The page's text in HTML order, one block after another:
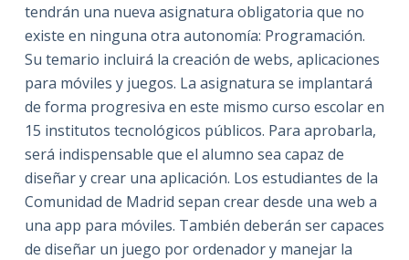
tendrán una nueva asignatura obligatoria que no
existe en ninguna otra autonomía: Programación.
Su temario incluirá la creación de webs, aplicaciones
para móviles y juegos. La asignatura se implantará
de forma progresiva en este mismo curso escolar en
15 institutos tecnológicos públicos. Para aprobarla,
será indispensable que el alumno sea capaz de
diseñar y crear una aplicación. Los estudiantes de la
Comunidad de Madrid sepan crear desde una web a
una app para móviles. También deberán ser capaces
de diseñar un juego por ordenador y manejar la